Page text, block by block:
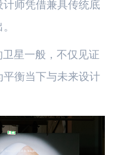
师凭借兼具传统底
卫星一般，不仅见证
衡当下与未来设计